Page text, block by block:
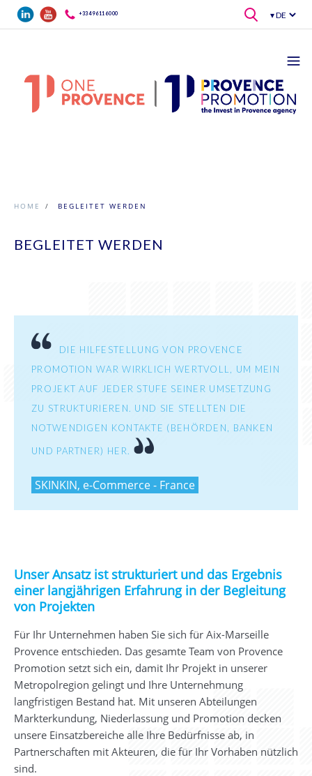
Direkt zum Inhalt+33 4 96 11 60 00
HOME / BEGLEITET WERDEN
BEGLEITET WERDEN
DIE HILFESTELLUNG VON PROVENCE
PROMOTION WAR WIRKLICH WERTVOLL, UM MEIN
PROJEKT AUF JEDER STUFE SEINER UMSETZUNG
ZU STRUKTURIEREN. UND SIE STELLTEN DIE
NOTWENDIGEN KONTAKTE (BEHÖRDEN, BANKEN
UND PARTNER) HER.
SKINKIN, e-Commerce - France
Unser Ansatz ist strukturiert und das Ergebnis
einer langjährigen Erfahrung in der Begleitung
von Projekten
Für Ihr Unternehmen haben Sie sich für Aix-Marseille
Provence entschieden. Das gesamte Team von Provence
Promotion setzt sich ein, damit Ihr Projekt in unserer
Metropolregion gelingt und Ihre Unternehmung
langfristigen Bestand hat. Mit unseren Abteilungen
Markterkundung, Niederlassung und Promotion decken
unsere Einsatzbereiche alle Ihre Bedürfnisse ab, in
Partnerschaften mit Akteuren, die für Ihr Vorhaben nützlich
sind.